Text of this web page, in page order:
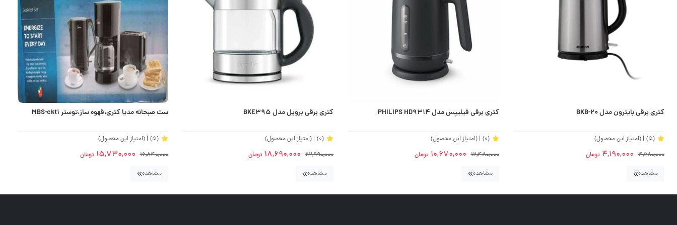
کتری برقی بایترون مدل BKB-20
(5)
| (امتیاز این محصول)
4,680,000
4,190,000 تومان
مشاهده
کتری برقی فیلیپس مدل PHILIPS HD9314
(0)
| (امتیاز این محصول)
12,480,000
10,670,000 تومان
مشاهده
کتری برقی برویل مدل BKE395
(0)
| (امتیاز این محصول)
22,990,000
18,690,000 تومان
مشاهده
ست صبحانه مدیا کتری،قهوه ساز،توستر MBS-ckt1
(5)
| (امتیاز این محصول)
16,840,000
15,730,000 تومان
مشاهده